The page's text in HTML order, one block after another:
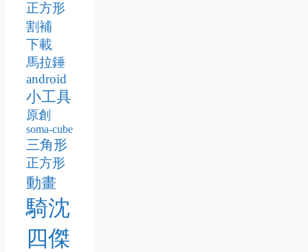
正方形
割補
下載
馬拉錘
android
小工具
原創
soma-cube
三角形
正方形
動畫
騎沈
四傑